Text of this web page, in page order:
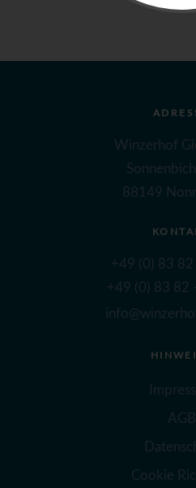
Winzerhof
88149
+49 (0) 83 82
+49 (0) 83 82
AGB
Cookie